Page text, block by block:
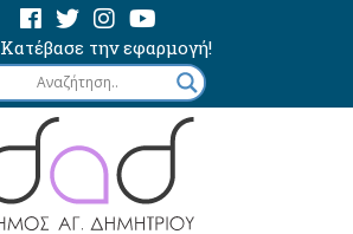
Κατέβασε την εφαρμογή!